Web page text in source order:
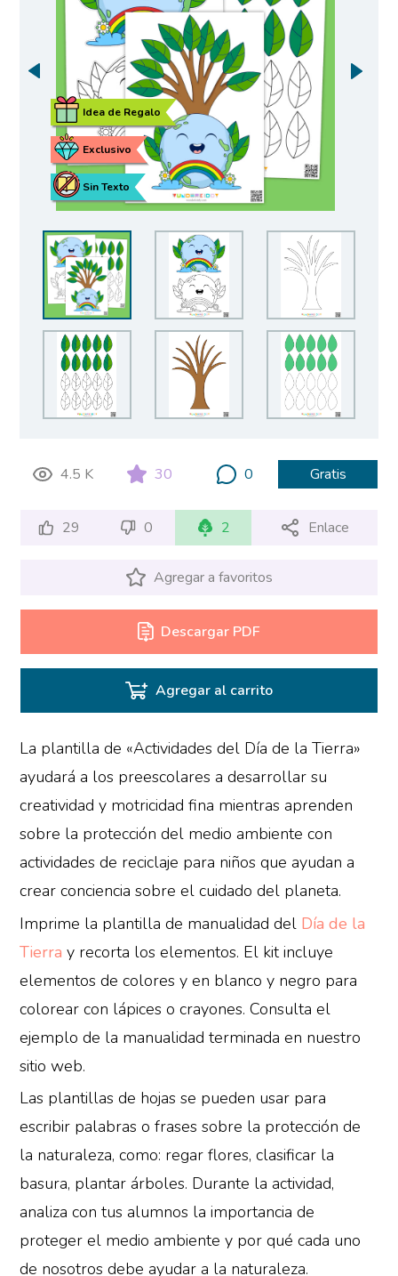
Sin Texto
Exclusivo
Idea de Regalo
4.5 K 30 0 Gratis
29 0 2 Enlace
Agregar a favoritos
Descargar PDF
Agregar al carrito
La plantilla de «Actividades del Día de la Tierra»
ayudará a los preescolares a desarrollar su
creatividad y motricidad fina mientras aprenden
sobre la protección del medio ambiente con
actividades de reciclaje para niños que ayudan a
crear conciencia sobre el cuidado del planeta.
Imprime la plantilla de manualidad del Día de la
Tierra y recorta los elementos. El kit incluye
elementos de colores y en blanco y negro para
colorear con lápices o crayones. Consulta el
ejemplo de la manualidad terminada en nuestro
sitio web.
Las plantillas de hojas se pueden usar para
escribir palabras o frases sobre la protección de
la naturaleza, como: regar flores, clasificar la
basura, plantar árboles. Durante la actividad,
analiza con tus alumnos la importancia de
proteger el medio ambiente y por qué cada uno
de nosotros debe ayudar a la naturaleza.